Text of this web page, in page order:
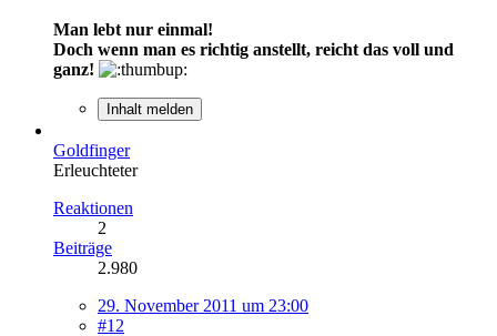
Man lebt nur einmal!
Doch wenn man es richtig anstellt, reicht das voll und
ganz!
Inhalt melden
Goldfinger
Erleuchteter
Reaktionen
2
Beiträge
2.980
29. November 2011 um 23:00
#12